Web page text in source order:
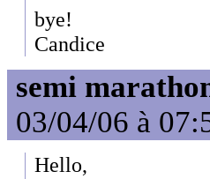
bye!
Candice
semi
03/04/06 à
Hello,